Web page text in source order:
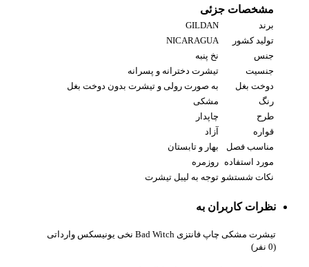
مشخصات جزئی
برند
GILDAN
تولید کشور
NICARAGUA
جنس
نخ پنبه
جنسیت
تیشرت دخترانه و پسرانه
دوخت بغل
به صورت رولی و تیشرت بدون دوخت بغل
رنگ
مشکی
طرح
چاپدار
قواره
آزاد
مناسب فصل
بهار و تابستان
مورد استفاده روزمره
نکات شستشو توجه به لیبل تیشرت
نظرات کاربران به
تیشرت مشکی چاپ فانتزی Bad Witch نخی یونیسکس وارداتی
(0 نفر)